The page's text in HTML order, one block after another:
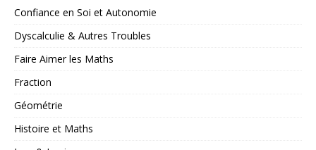
Confiance en Soi et Autonomie
Dyscalculie & Autres Troubles
Faire Aimer les Maths
Fraction
Géométrie
Histoire et Maths